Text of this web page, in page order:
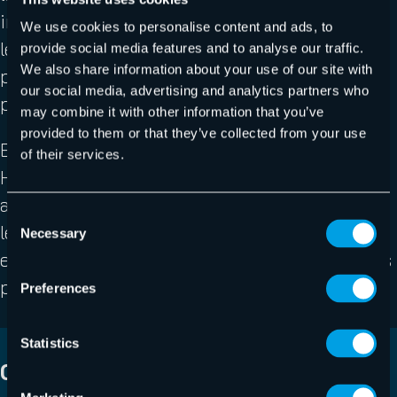
We use cookies to personalise content and ads, to
provide social media features and to analyse our traffic.
We also share information about your use of our site with
our social media, advertising and analytics partners who
may combine it with other information that you’ve
provided to them or that they’ve collected from your use
of their services.
Consent
Selection
Necessary
Preferences
Statistics
investissements : 85 % intègrent déjà l’IA dans
leur stratégie de cybersécurité et 68 %
prévoient d’en faire une priorité dans les 12 à 24
prochains mois.
Basé sur une étude OpinionWay réalisée pour
Hornetsecurity by Proofpoint, ce rapport
analyse l’impact de l’IA sur les cybermenaces,
les stratégies de défense adoptées par les
entreprises françaises et les actions prioritaires
pour renforcer leur résilience.
CE QUE VOUS DÉCOUVRIREZ DANS